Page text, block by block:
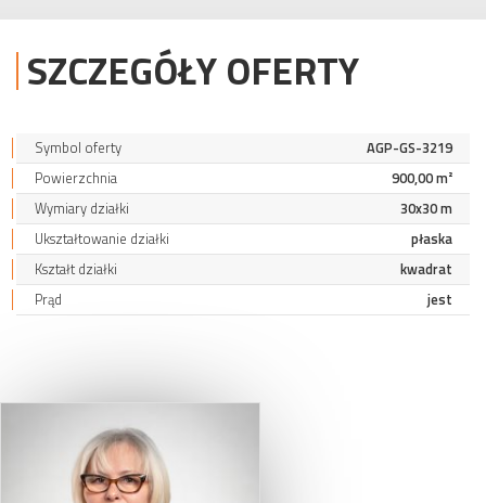
SZCZEGÓŁY OFERTY
Symbol oferty
AGP-GS-3219
Powierzchnia
900,00 m²
Wymiary działki
30x30 m
Ukształtowanie działki
płaska
Kształt działki
kwadrat
Prąd
jest